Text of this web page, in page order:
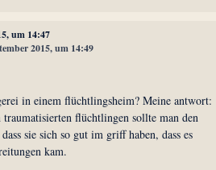
um 14:47
2015, um 14:49
in einem flüchtlingsheim? Meine antwort:
flüchtlingen sollte man den
sie sich so gut im griff haben, dass es
kam.